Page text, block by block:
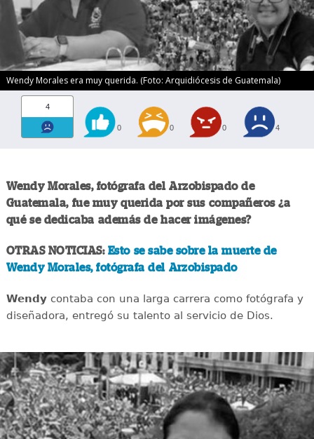
Wendy Morales era muy querida. (Foto: Arquidiócesis de Guatemala)
4
0 0 0 4
Wendy Morales, fotógrafa del Arzobispado de
Guatemala, fue muy querida por sus compañeros ¿a
qué se dedicaba además de hacer imágenes?
OTRAS NOTICIAS: Esto se sabe sobre la muerte de
Wendy Morales, fotógrafa del Arzobispado
Wendycontaba con una larga carrera como fotógrafa y
diseñadora, entregó su talento al servicio de Dios.